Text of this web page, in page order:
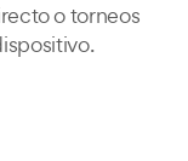
o torneos